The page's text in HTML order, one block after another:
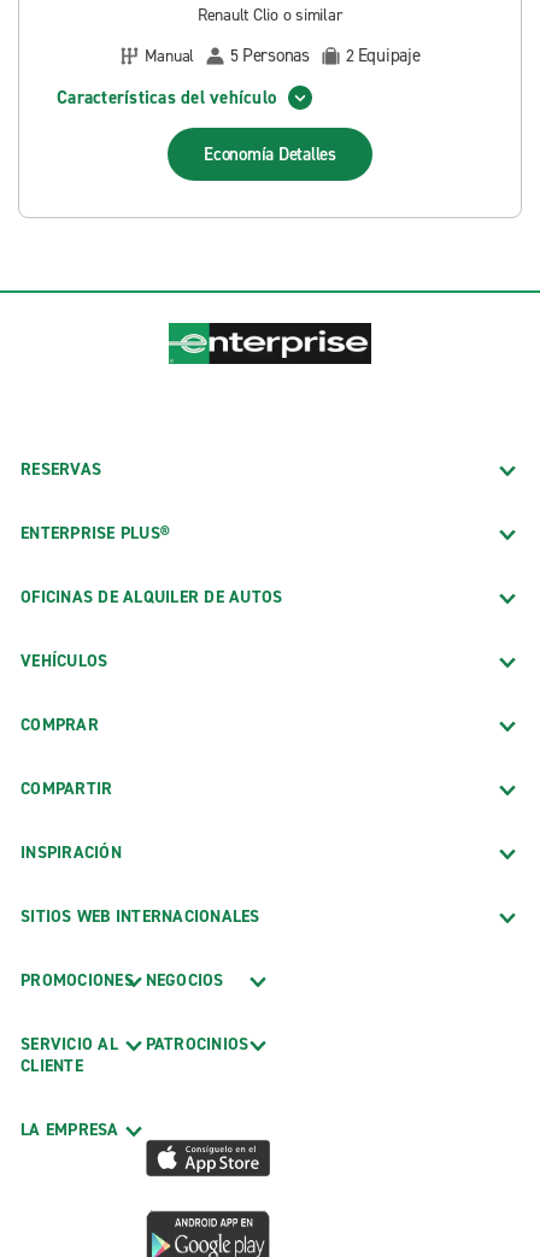
Renault Clio o similar
Manual
5 Personas 2 Equipaje
Características del vehículo
Economía Detalles
RESERVAS
ENTERPRISE PLUS®
OFICINAS DE ALQUILER DE AUTOS
VEHÍCULOS
COMPRAR
COMPARTIR
INSPIRACIÓN
SITIOS WEB INTERNACIONALES
PROMOCIONES
SERVICIO AL
CLIENTE
LA EMPRESA
NEGOCIOS
PATROCINIOS